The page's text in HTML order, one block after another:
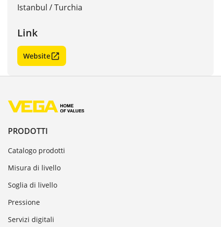
Istanbul /Turchia
Link
Website
PRODOTTI
Catalogo prodotti
Misura di livello
Soglia di livello
Pressione
Servizi digitali